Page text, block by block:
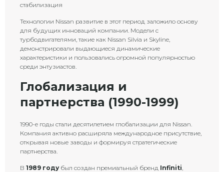
стабилизация
Технологии Nissan развитие в этот период заложило основу
для будущих инноваций компании. Модели с
турбодвигателями, такие как Nissan Silvia и Skyline,
демонстрировали выдающиеся динамические
характеристики и пользовались огромной популярностью
среди энтузиастов.
Глобализация и
партнерства (1990-1999)
1990-е годы стали десятилетием глобализации для Nissan.
Компания активно расширяла международное присутствие,
открывая новые заводы и формируя стратегические
партнерства.
В 1989 годубыл создан премиальный бренд Infiniti